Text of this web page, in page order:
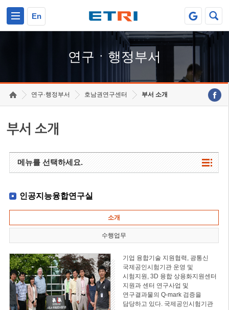
En
연구ㆍ행정부서
연구·행정부서 호남권연구센터 부서 소개
부서 소개
메뉴를 선택하세요.
인공지능융합연구실
소개
수행업무
기업 융합기술 지원협력, 광통신
국제공인시험기관 운영 및
시험지원, 3D 융합 상용화지원센터
지원과 센터 연구사업 및
연구결과물의 Q-mark 검증을
담당하고 있다. 국제공인시험기관